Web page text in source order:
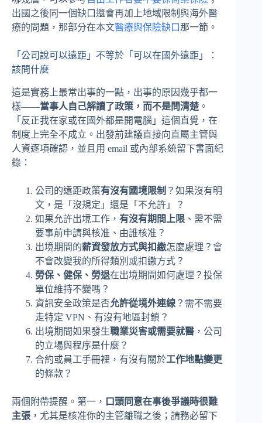
出國之後同一個缺口還會再加上地域限制與海外醫
療的問題，那部分在本文醫療與保險缺口 那一節。
「公司說可以遠距」不等於「可以在國外遠距」：
該問什麼
這是實務上最常出事的一點，出事的原因幾乎都一
樣——當事人自己解讀了政策，而不是問清楚 。
「反正我在家或在國外都是開電腦」這個直覺，在
制度上完全不成立。出發前建議直接向直屬主管與
人資逐項確認，並且用 email 或內部系統留下書面紀
錄：
公司的遠距政策有沒有國境限制 ？如果沒有明
文，是「沒規定」還是「不允許」？
如果允許出境工作， 有沒有期間上限 、需不需
要事前申請與核准、由誰核准？
出境期間的薪資發放方式與扣繳怎麼處理？會
不會改變我的所得類別或扣繳方式？
勞保、健保、勞退在出境期間如何處理？投保
單位維持不變嗎？
資訊安全政策是否允許從境外連線 ？需不需要
走特定 VPN、有沒有地區封鎖？
出境期間如果發生職業災害或需要就醫 ，公司
的立場與程序是什麼？
合約或員工手冊裡，有沒有關於工作地點變更
的條款？
兩個附帶提醒。第一， 口頭同意在事後爭議時很難
主張 ，尤其是核准你的主管離職之後；請務必留下